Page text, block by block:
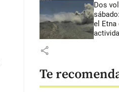
Dos
el Etna
share
Te